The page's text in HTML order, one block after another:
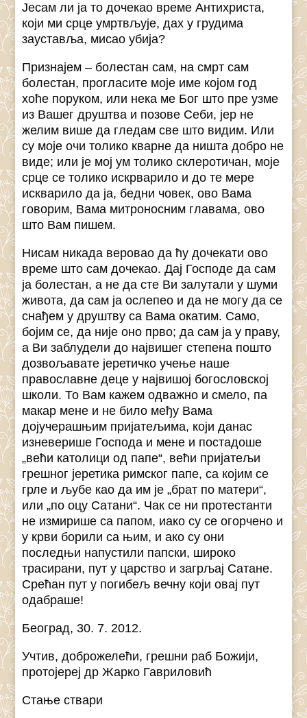
Јесам ли ја то дочекао време Антихриста,
који ми срце умртвљује, дах у грудима
зауставља, мисао убија?
Признајем – болестан сам, на смрт сам
болестан, прогласите моје име којом год
хоће поруком, или нека ме Бог што пре узме
из Вашег друштва и позове Себи, јер не
желим више да гледам све што видим. Или
су моје очи толико кварне да ништа добро не
виде; или је мој ум толико склеротичан, моје
срце се толико искрварило и до те мере
искварило да ја, бедни човек, ово Вама
говорим, Вама митроносним главама, ово
што Вам пишем.
Нисам никада веровао да ћу дочекати ово
време што сам дочекао. Дај Господе да сам
ја болестан, а не да сте Ви залутали у шуми
живота, да сам ја ослепео и да не могу да се
снађем у друштву са Вама окатим. Само,
бојим се, да није оно прво; да сам ја у праву,
а Ви заблудели до највишег степена пошто
дозвољавате јеретичко учење наше
православне деце у највишој богословској
школи. То Вам кажем одважно и смело, па
макар мене и не било међу Вама
дојучерашњим пријатељима, који данас
изневерише Господа и мене и постадоше
„већи католици од папе“, већи пријатељи
грешног јеретика римског папе, са којим се
грле и љубе као да им је „брат по матери“,
или „по оцу Сатани“. Чак се ни протестанти
не измирише са папом, иако су се огорчено и
у крви борили са њим, и ако су они
последњи напустили папски, широко
трасирани, пут у царство и загрљај Сатане.
Срећан пут у погибељ вечну који овај пут
одабраше!
Београд, 30. 7. 2012.
Учтив, доброжелећи, грешни раб Божији,
протојереј др Жарко Гавриловић
Стање ствари